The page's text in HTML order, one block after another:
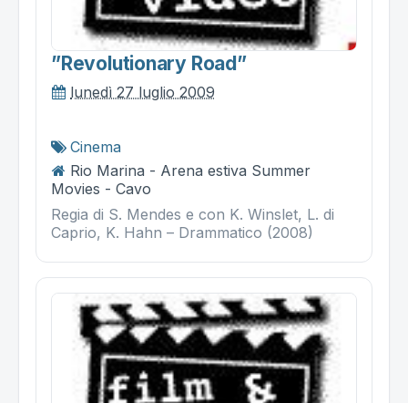
”revolutionary Road”
lunedì 27 luglio 2009
Cinema
Rio Marina - Arena estiva Summer
Movies - Cavo
Regia di S. Mendes e con K. Winslet, L. di
Caprio, K. Hahn – Drammatico (2008)